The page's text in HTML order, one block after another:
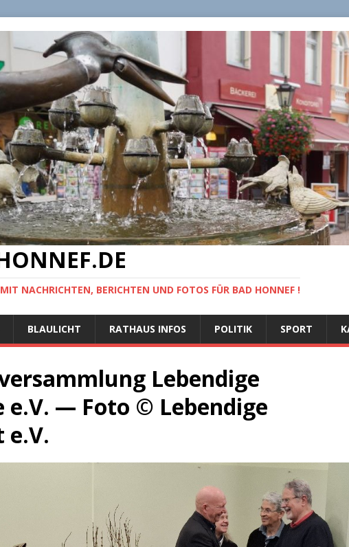
NACHRICHTEN, BERICHTEN UND FOTOS FÜR BAD HONNEF !
BLAULICHT RATHAUS INFOS POLITIK SPORT
Lebendige
— Foto © Lebendige
e.V.